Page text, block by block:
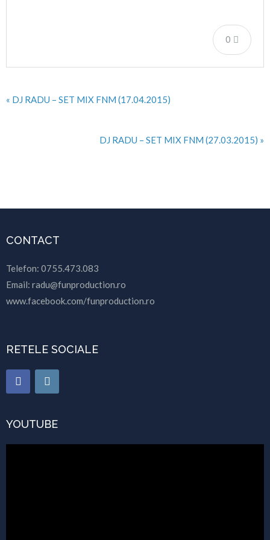
0
« DJ RADU – SET MIX FNM (17.04.2015)
DJ RADU – SET MIX FNM (27.03.2015) »
CONTACT
Telefon: 0755.473.083
Email: radu@funproduction.ro
www.facebook.com/funproduction.ro
RETELE SOCIALE
YOUTUBE